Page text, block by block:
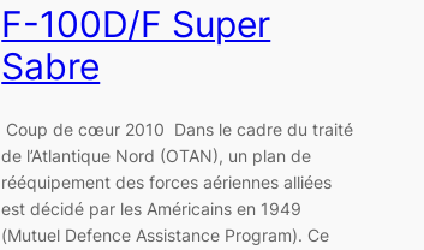
F-100D/F Super
Sabre
Coup de cœur 2010 Dans le cadre du traité
de l’Atlantique Nord (OTAN), un plan de
rééquipement des forces aériennes alliées
est décidé par les Américains en 1949
(Mutuel Defence Assistance Program). Ce